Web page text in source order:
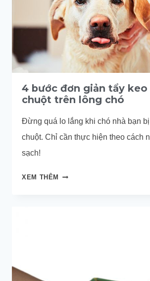
4 bước đơn giản tẩy keo
chuột trên lông chó
Đừng quá lo lắng khi chó nhà bạn
chuột. Chỉ cần thực hiện theo cách
sạch!
XEM THÊM